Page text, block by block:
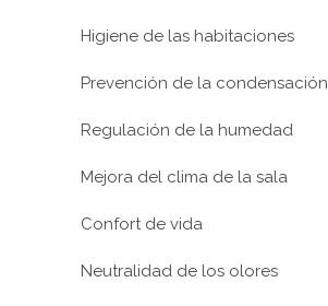
Higiene de las habitaciones
Prevención de la condensación
Regulación de la humedad
Mejora del clima de la sala
Confort de vida
Neutralidad de los olores